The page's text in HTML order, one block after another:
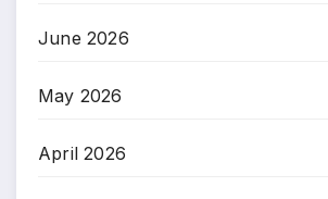
June 2026
May 2026
April 2026